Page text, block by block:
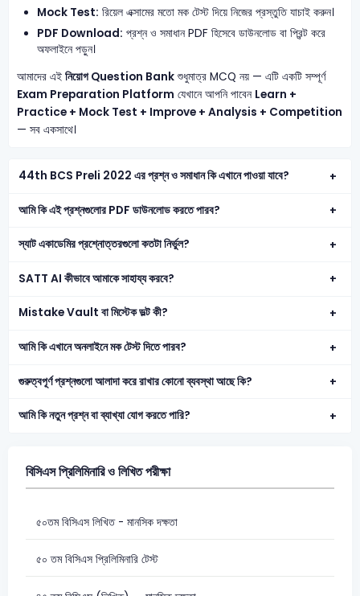
Mock Test: রিয়েল এক্সামের মতো মক টেস্ট দিয়ে নিজের প্রস্তুতি যাচাই করুন।
PDF Download: প্রশ্ন ও সমাধান PDF হিসেবে ডাউনলোড বা প্রিন্ট করে
অফলাইনে পড়ুন।
আমাদের এই নিয়োগ Question Bankশুধুমাত্র MCQ নয় — এটি একটি সম্পূর্ণ
Exam Preparation Platform যেখানে আপনি পাবেন Learn +
Practice + Mock Test + Improve + Analysis + Competition
— সব একসাথে।
44th BCS Preli 2022 এর প্রশ্ন ও সমাধান কি এখানে পাওয়া যাবে?
আমি কি এই প্রশ্নগুলোর PDF ডাউনলোড করতে পারব?
স্যাট একাডেমির প্রশ্নোত্তরগুলো কতটা নির্ভুল?
SATT AI কীভাবে আমাকে সাহায্য করবে?
Mistake Vault বা মিস্টেক ভল্ট কী?
আমি কি এখানে অনলাইনে মক টেস্ট দিতে পারব?
গুরুত্বপূর্ণ প্রশ্নগুলো আলাদা করে রাখার কোনো ব্যবস্থা আছে কি?
আমি কি নতুন প্রশ্ন বা ব্যাখ্যা যোগ করতে পারি?
বিসিএস প্রিলিমিনারি ও লিখিত পরীক্ষা
৫০তম বিসিএস লিখিত - মানসিক দক্ষতা
৫০ তম বিসিএস প্রিলিমিনারি টেস্ট